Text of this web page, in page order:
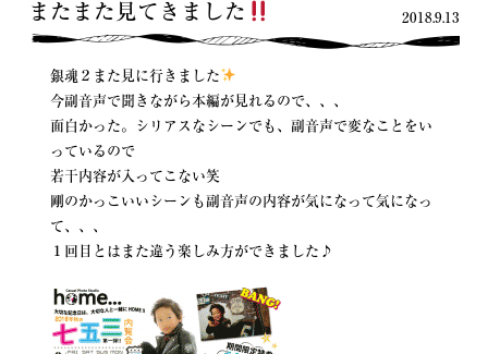
またまた見てきました 2018.9.13
銀魂２また見に行きました
今副音声で聞きながら本編が見れるので、、、
面白かった。シリアスなシーンでも、副音声で変なことをい
っているので
若干内容が入ってこない笑
剛のかっこいいシーンも副音声の内容が気になって気になっ
て、、、
１回目とはまた違う楽しみ方ができました♪